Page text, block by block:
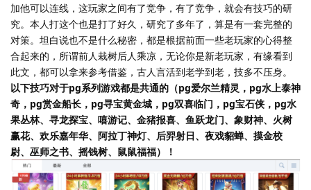
加他可以连线，这玩家之间有了竞争，有了竞争，就会有技巧的研
究。本人打这个也是打了好久，研究了多年了，算是有一套完整的
对策。坦白说也不是什么秘密，都是根据前面一些老玩家的心得整
合起来的，所谓前人栽树后人乘凉，无论你是新老玩家，有缘看到
此文，都可以拿来参考借鉴，古人言活到老学到老，技多不压身。
以下技巧对于pg系列游戏都是共通的（pg爱尔兰精灵，pg水上泰神
奇，pg赏金船长，pg寻宝黄金城，pg双喜临门，pg宝石侠，pg水
果丛林、寻龙探宝、嘻游记、金猪报喜、鱼跃龙门、象财神、火树
赢花、欢乐嘉年华、阿拉丁神灯、后羿射日、夜戏貂蝉、摸金校
尉、巫师之书、摇钱树、鼠鼠福福）！